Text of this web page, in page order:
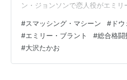
ン・ジョンソンで恋人役がエミリ
サフディ。2000年前後は綜合格
だ。PRIDE時代を知る我々には懐
闘家が徐々に壊れていく過程を描
味わう映画 PRIDE黄金期にかけ
#スマッシング・マシーン # ド
#エミリー・ブラント #総合格闘
#大沢たかお